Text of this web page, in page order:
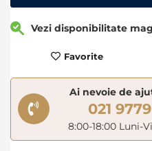
Vezi disponibilitate
Favorite
Ai nevoie de
021 9779
8:00-18:00 Luni-